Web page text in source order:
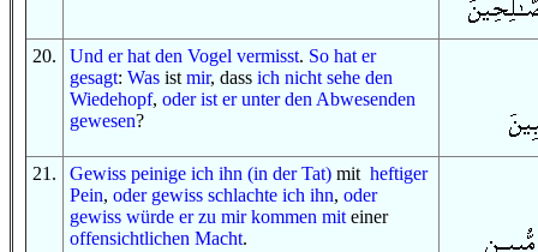
20. Und er hat den Vogel vermisst. So hat er
gesagt: Was ist mir, dass ich nicht sehe den
Wiedehopf, oder ist er unterden Abwesenden
gewesen?
21 . Gewiss peinige ich ihn (in der Tat) mit heftiger
Pein, oder gewiss schlachte ich ihn, oder
gewiss würde er zu mir kommen mit einer
offensichtlichen Macht.